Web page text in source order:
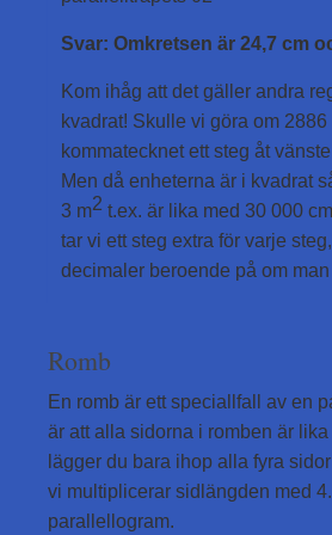
Svar: Omkretsen är 24,7 cm
Kom ihåg att det gäller andra
kvadrat! Skulle vi göra om
kommatecknet ett steg åt
Men då enheterna är i kvadrat
3 m2 t.ex. är lika med 30 000 cm
tar vi ett steg extra för varje
decimaler beroende på om
Romb
En romb är ett speciallfall av en
är att alla sidorna i romben är
lägger du bara ihop alla fyra
vi multiplicerar sidlängden med
parallellogram.